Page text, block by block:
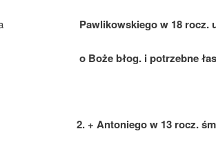
Pawlikowskiego w 18 rocz.
o Boże błog. i potrzebne
2. + Antoniego w 13 rocz.